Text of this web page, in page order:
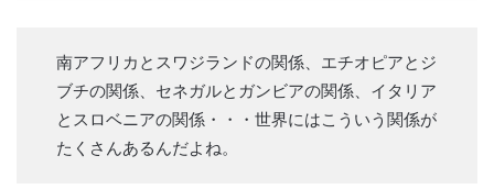
南アフリカとスワジランドの関係、エチオピアとジ
ブチの関係、セネガルとガンビアの関係、イタリア
とスロベニアの関係・・・世界にはこういう関係が
たくさんあるんだよね。